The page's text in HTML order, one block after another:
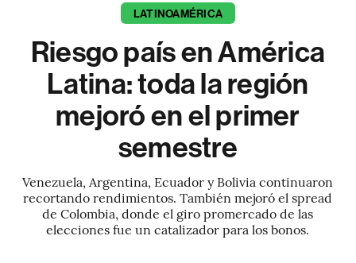
LATINOAMÉRICA
Riesgo país en América
Latina: toda la región
mejoró en el primer
semestre
Venezuela, Argentina, Ecuador y Bolivia continuaron
recortando rendimientos. También mejoró el spread
de Colombia, donde el giro promercado de las
elecciones fue un catalizador para los bonos.